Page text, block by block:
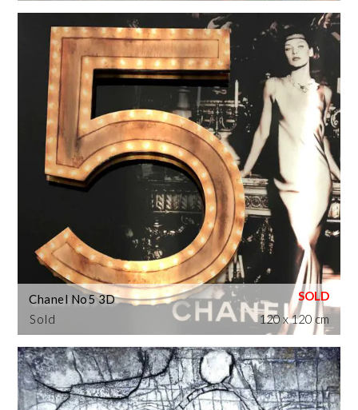
Sold
Chanel No5 3D
120 x 120 cm